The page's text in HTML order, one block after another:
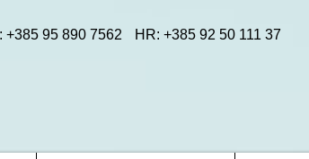
+385 95 890 7562 HR: +385 92 50 111 37